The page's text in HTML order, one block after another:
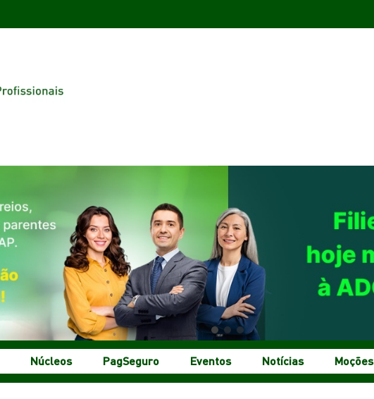
Núcleos PagSeguro Eventos Notícias Moções